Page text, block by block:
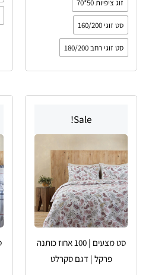
זוג ציפיות 50*70
סט זוגי 160/200
סט זוגי רחב 180/200
Sale!
סט מצעים | 100 אחוז כותנה
פרקל | דגם סקרלט
עדיש
מספר
סוגים.
ניתן
לבחור
את
בעמוד
המוצר